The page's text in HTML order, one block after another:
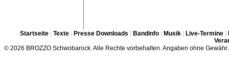
Startseite| Texte| Presse Downloads Bandinfo| Musik| Live-Termine|
© 2026 BROZZO Schwobarock. Alle Rechte vorbehalten. Angaben ohne Gewähr.